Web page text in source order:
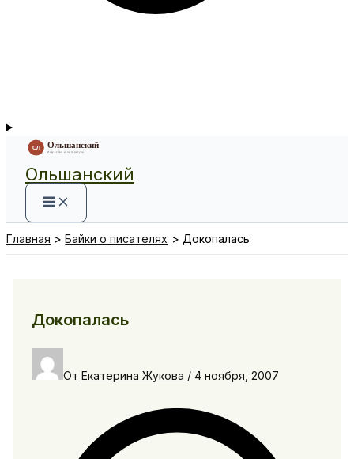
Ольшанский
Главная Байки о писателях Докопалась
Докопалась
От Екатерина Жукова / 4 ноября, 2007